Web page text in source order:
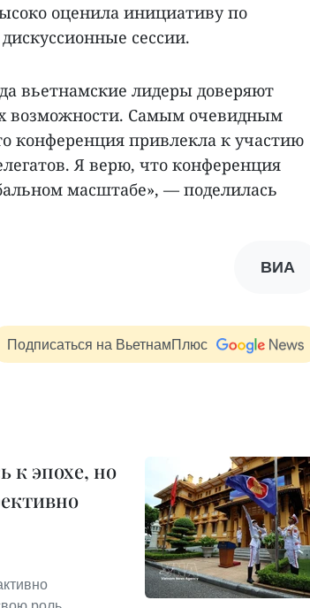
оценила инициативу по
сессии.
вьетнамские лидеры доверяют
возможности. Самым очевидным
конференция привлекла к участию
Я верю, что конференция
масштабе», — поделилась
ВИА
Подписаться на ВьетнамПлюс
к эпохе, но